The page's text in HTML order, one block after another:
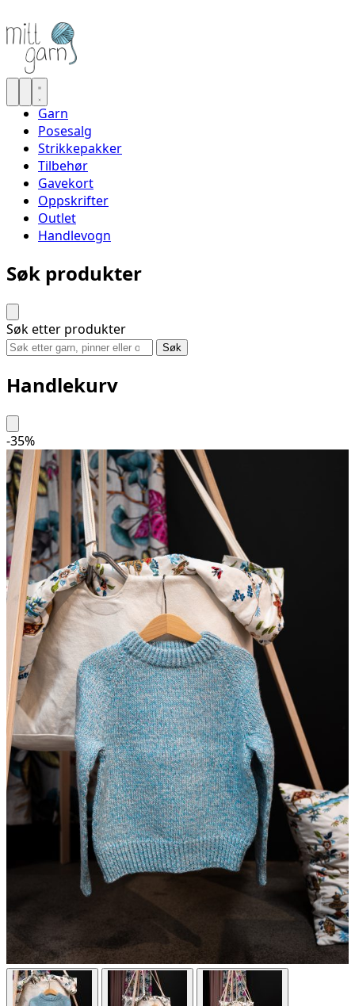
Garn
Posesalg
Strikkepakker
Tilbehør
Gavekort
Oppskrifter
Outlet
Handlevogn
Søk produkter
Søk etter produkter
Søk
Handlekurv
-35%